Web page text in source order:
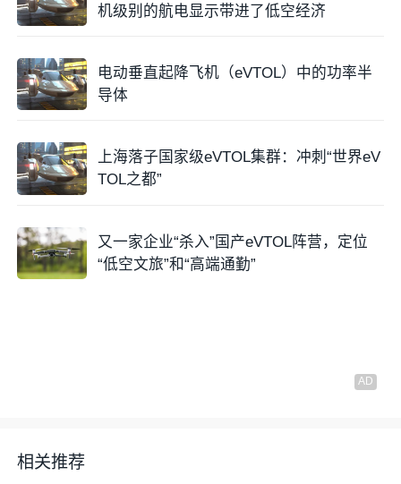
提升至5吨级的企业。
核心技术参数：
- 起飞重量：5吨级
- 纯电版最大航程：250公里
- 混动版最大航程：1,500公里（当前行业最高纪录之
- 客运版载客能力：10人
天际龙采用家族式复合翼构型设计与创新的三翼面布
构型意味着该机型拥有独立的升力旋翼和巡航推进系
统，垂直起降与平飞转换更为直接可靠。
机级别的航电显示带进了低空经济
电动垂直起降飞机（eVTOL）中的功率半
导体
上海落子国家级eVTOL集群：冲刺“世界eV
TOL之都”
又一家企业“杀入”国产eVTOL阵营，定位
“低空文旅”和“高端通勤”
相关推荐